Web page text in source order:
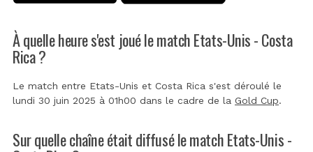
À quelle heure s'est joué le match Etats-Unis - Costa
Rica ?
Le match entre Etats-Unis et Costa Rica s'est déroulé le
lundi 30 juin 2025 à 01h00 dans le cadre de la Gold Cup.
Sur quelle chaîne était diffusé le match Etats-Unis -